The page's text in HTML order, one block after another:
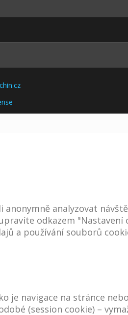
analyzovat
odkazem "Nastavení
a používání souborů
je navigace na stránce
(session cookie) –